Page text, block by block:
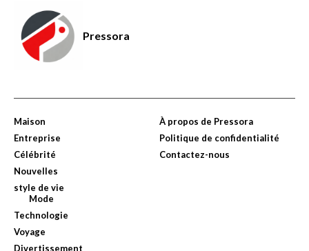
Pressora
Maison
Entreprise
Célébrité
Nouvelles
style de vie
Mode
Technologie
Voyage
Divertissement
À propos de Pressora
Politique de confidentialité
Contactez-nous